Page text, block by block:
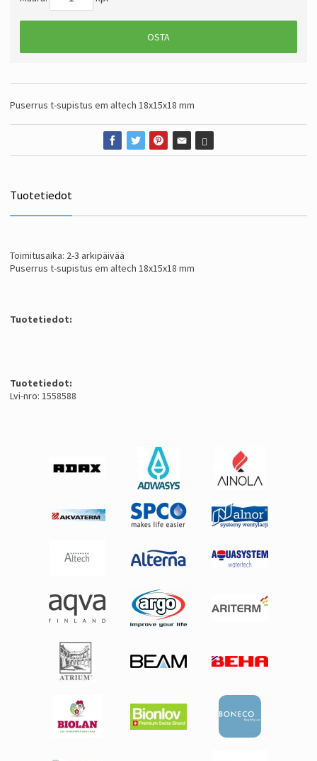
OSTA
Puserrus t-supistus em altech 18x15x18 mm
Tuotetiedot
Toimitusaika: 2-3 arkipäivää
Puserrus t-supistus em altech 18x15x18 mm
Tuotetiedot:
Tuotetiedot:
Lvi-nro: 1558588